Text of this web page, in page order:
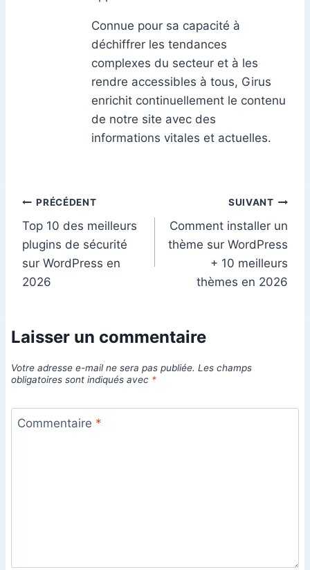
Connue pour sa capacité à
déchiffrer les tendances
complexes du secteur et à les
rendre accessibles à tous, Girus
enrichit continuellement le contenu
de notre site avec des
informations vitales et actuelles.
Navigation
de
l’article
PRÉCÉDENT
Top 10 des meilleurs
plugins de sécurité
sur WordPress en
2026
SUIVANT
Comment installer un
thème sur WordPress
+ 10 meilleurs
thèmes en 2026
Laisser un commentaire
Votre adresse e-mail ne sera pas publiée. Les champs
obligatoires sont indiqués avec *
Commentaire *